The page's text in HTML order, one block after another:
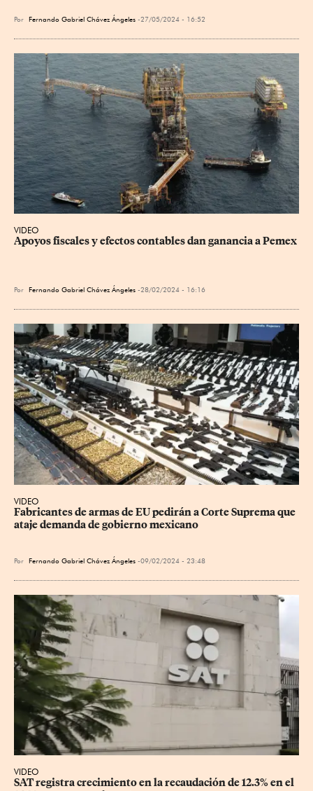
Por Fernando Gabriel Chávez Ángeles 27/05/2024 - 16:52
VIDEO
Apoyos fiscales y efectos contables dan ganancia a Pemex
Por Fernando Gabriel Chávez Ángeles 28/02/2024 - 16:16
VIDEO
Fabricantes de armas de EU pedirán a Corte Suprema que
ataje demanda de gobierno mexicano
Por Fernando Gabriel Chávez Ángeles 09/02/2024 - 23:48
VIDEO
SAT registra crecimiento en la recaudación de 12.3% en el